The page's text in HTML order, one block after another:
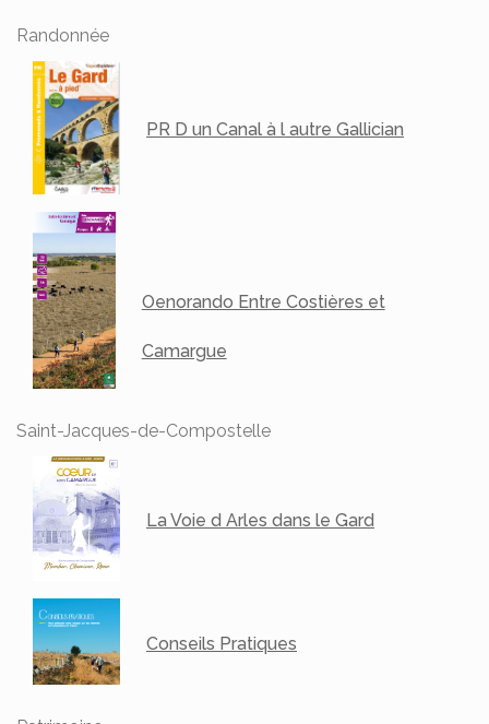
Randonnée
PR D un Canal à l autre Gallician
Oenorando Entre Costières et
Camargue
Saint-Jacques-de-Compostelle
La Voie d Arles dans le Gard
Conseils Pratiques